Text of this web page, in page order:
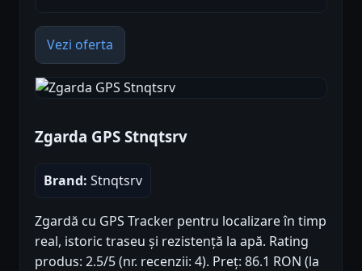
Vezi oferta
Zgarda GPS Stnqtsrv
Brand: Stnqtsrv
Zgardă cu GPS Tracker pentru localizare în timp
real, istoric traseu și rezistență la apă. Rating
produs: 2.5/5 (nr. recenzii: 4). Preț: 86.1 RON (la